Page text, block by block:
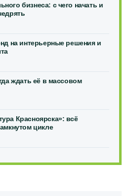
бизнеса: с чего начать и
на интерьерные решения и
ждать её в массовом
Красноярска»: всё
цикле